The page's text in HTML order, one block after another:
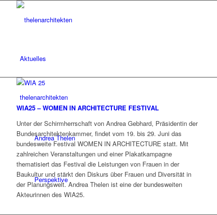
Aktuelles
thelenarchitekten
Andrea Thelen
Perspektive
WIA25 – WOMEN IN ARCHITECTURE FESTIVAL
Unter der Schirmherrschaft von Andrea Gebhard, Präsidentin der
Bundesarchitektenkammer, findet vom 19. bis 29. Juni das
bundesweite Festival WOMEN IN ARCHITECTURE statt. Mit
zahlreichen Veranstaltungen und einer Plakatkampagne
thematisiert das Festival die Leistungen von Frauen in der
Baukultur und stärkt den Diskurs über Frauen und Diversität in
der Planungswelt. Andrea Thelen ist eine der bundesweiten
Akteurinnen des WIA25.